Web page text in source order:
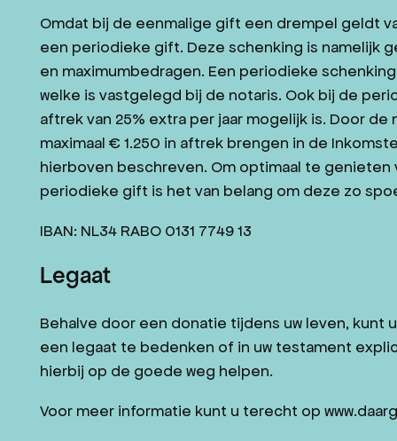
Omdat bij de eenmalige gift een drempel geldt
een periodieke gift. Deze schenking is namelijk
en maximumbedragen. Een periodieke
welke is vastgelegd bij de notaris. Ook bij de
aftrek van 25% extra per jaar mogelijk is. Door
maximaal € 1.250 in aftrek brengen in de
hierboven beschreven. Om optimaal te
periodieke gift is het van belang om deze zo
IBAN: NL34 RABO 0131 7749 13
Legaat
Behalve door een donatie tijdens uw leven, kunt
een legaat te bedenken of in uw testament
hierbij op de goede weg helpen.
Voor meer informatie kunt u terecht op